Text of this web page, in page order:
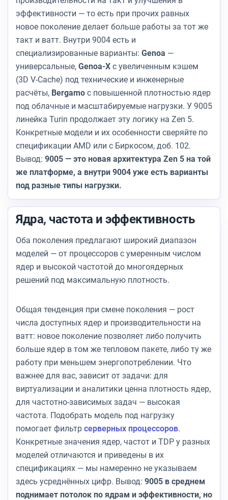
эффективности — то есть при прочих равных
новое поколение делает больше работы за тот же
такт и ватт. Внутри 9004 есть и
специализированные варианты: Genoa —
универсальные, Genoa-X с увеличенным кэшем
(3D V-Cache) под технические и инженерные
расчёты, Bergamo с повышенной плотностью ядер
под облачные и масштабируемые нагрузки. У 9005
линейка Turin продолжает эту логику на Zen 5.
Конкретные модели и их особенности сверяйте по
спецификации AMD или с Биркосом, доб. 102.
Вывод: 9005 — это новая архитектура Zen 5 на той
же платформе, а внутри 9004 уже есть варианты
под разные типы нагрузки.
Ядра, частота и эффективность
Оба поколения предлагают широкий диапазон
моделей — от процессоров с умеренным числом
ядер и высокой частотой до многоядерных
решений под максимальную плотность.
Общая тенденция при смене поколения — рост
числа доступных ядер и производительности на
ватт: новое поколение позволяет либо получить
больше ядер в том же тепловом пакете, либо ту же
работу при меньшем энергопотреблении. Что
важнее для вас, зависит от задачи: для
виртуализации и аналитики ценна плотность ядер,
для частотно-зависимых задач — высокая
частота. Подобрать модель под нагрузку
помогает фильтр серверных процессоров.
Конкретные значения ядер, частот и TDP у разных
моделей отличаются и приведены в их
спецификациях — мы намеренно не указываем
здесь усреднённых цифр. Вывод: 9005 в среднем
поднимает потолок по ядрам и эффективности, но